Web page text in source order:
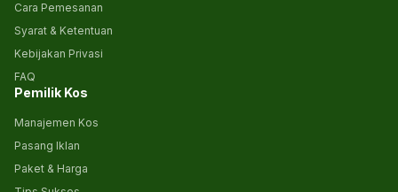
Cara Pemesanan
Syarat & Ketentuan
Kebijakan Privasi
FAQ
Pemilik Kos
Manajemen Kos
Pasang Iklan
Paket & Harga